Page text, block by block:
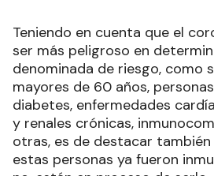
Teniendo en cuenta que el
ser más peligroso en
denominada de riesgo, como
mayores de 60 años,
diabetes, enfermedades
y renales crónicas,
otras, es de destacar
estas personas ya fueron